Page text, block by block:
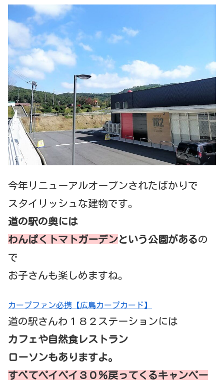
今年リニューアルオープンされたばかりで
スタイリッシュな建物です。
道の駅の奥には
わんぱくトマトガーデンという公園があるの
で
お子さんも楽しめますね。
カープファン必携【広島カープカード】
道の駅さんわ１８２ステーションには
カフェや自然食レストラン
ローソンもありますよ。
すべてペイペイ３０％戻ってくるキャンペー